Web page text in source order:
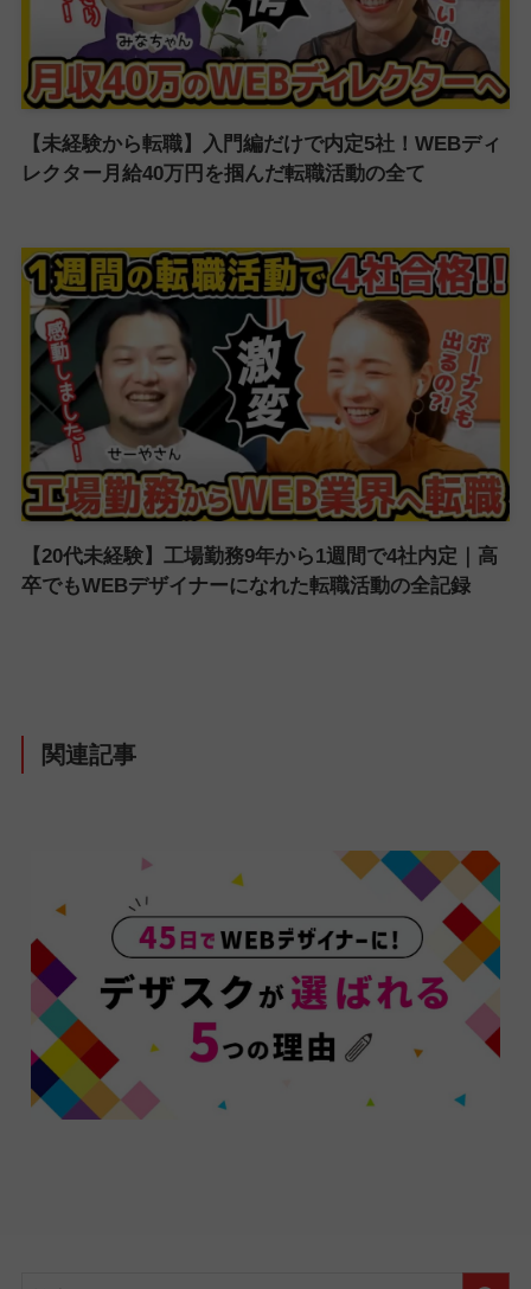
【未経験から転職】入門編だけで内定5社！WEBディ
レクター月給40万円を掴んだ転職活動の全て
【20代未経験】工場勤務9年から1週間で4社内定｜高
卒でもWEBデザイナーになれた転職活動の全記録
関連記事